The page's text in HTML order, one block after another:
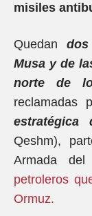
misiles
Quedan
Musa y de
norte de
estratégica
Qeshm),
Armada
petroleros
Ormuz.